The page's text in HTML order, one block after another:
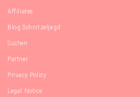
Affiliates
Blog Schnitzeljagd
Suchen
Partner
Privacy Policy
Legal Notice